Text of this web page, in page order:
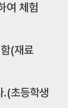
여 체험
(재료
.(초등학생